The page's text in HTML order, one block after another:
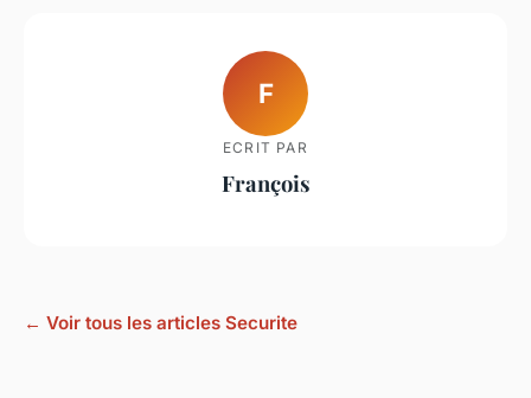
F
ECRIT PAR
François
← Voir tous les articles Securite